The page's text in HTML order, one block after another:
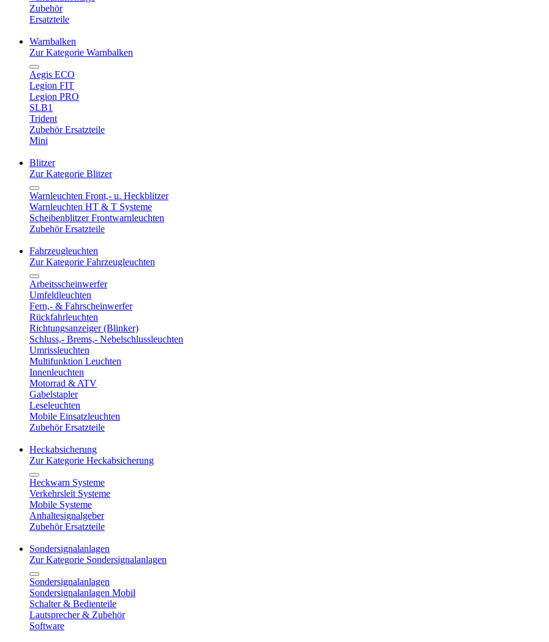
Zubehör
Ersatzteile
Warnbalken
Zur Kategorie Warnbalken
Aegis ECO
Legion FIT
Legion PRO
SLB1
Trident
Zubehör Ersatzteile
Mini
Blitzer
Zur Kategorie Blitzer
Warnleuchten Front,- u. Heckblitzer
Warnleuchten HT & T Systeme
Scheibenblitzer Frontwarnleuchten
Zubehör Ersatzteile
Fahrzeugleuchten
Zur Kategorie Fahrzeugleuchten
Arbeitsscheinwerfer
Umfeldleuchten
Fern,- & Fahrscheinwerfer
Rückfahrleuchten
Richtungsanzeiger (Blinker)
Schluss,- Brems,- Nebelschlussleuchten
Umrissleuchten
Multifunktion Leuchten
Innenleuchten
Motorrad & ATV
Gabelstapler
Leseleuchten
Mobile Einsatzleuchten
Zubehör Ersatzteile
Heckabsicherung
Zur Kategorie Heckabsicherung
Heckwarn Systeme
Verkehrsleit Systeme
Mobile Systeme
Anhaltesignalgeber
Zubehör Ersatzteile
Sondersignalanlagen
Zur Kategorie Sondersignalanlagen
Sondersignalanlagen
Sondersignalanlagen Mobil
Schalter & Bedienteile
Lautsprecher & Zubehör
Software